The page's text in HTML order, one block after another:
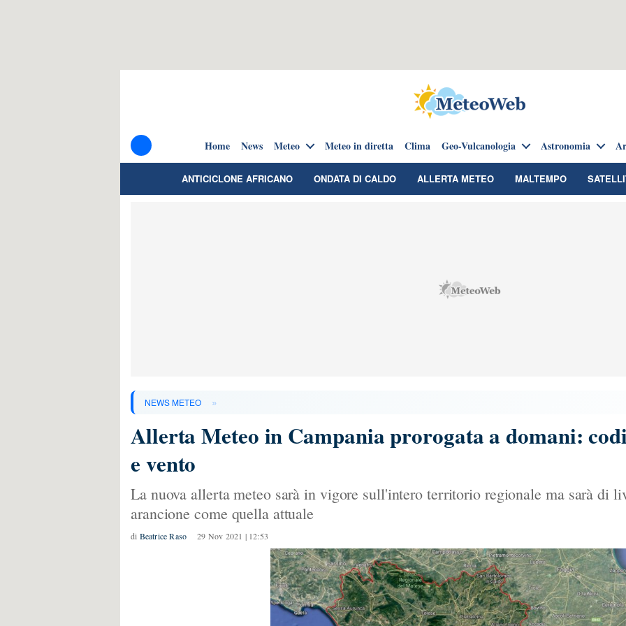
Home News Meteo Meteo in diretta Clima Geo-Vulcanologia Astronomia
ANTICICLONE AFRICANO ONDATA DI CALDO ALLERTA METEO MALTEMPO
NEWS METEO »
Allerta Meteo in Campania prorogata a domani:
e vento
La nuova allerta meteo sarà in vigore sull'intero territorio regionale ma sarà di
arancione come quella attuale
di Beatrice Raso 29 Nov 2021 | 12:53